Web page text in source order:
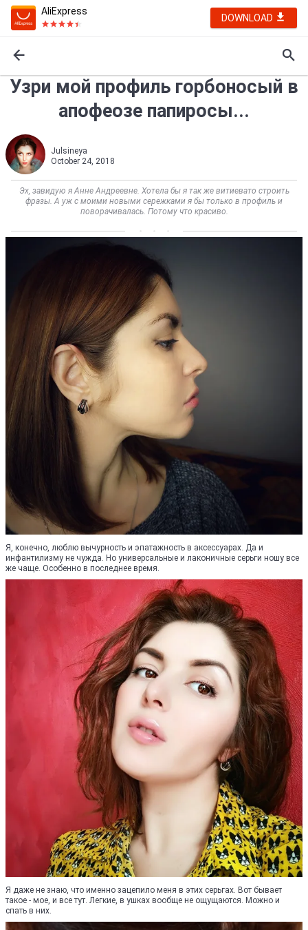
AliExpress
DOWNLOAD
Узри мой профиль горбоносый в
апофеозе папиросы...
Julsineya
October 24, 2018
Эх, завидую я Анне Андреевне. Хотела бы я так же витиевато строить
фразы. А уж с моими новыми сережками я бы только в профиль и
поворачивалась. Потому что красиво.
Я, конечно, люблю вычурность и эпатажность в аксессуарах. Да и
инфантилизму не чужда. Но универсальные и лаконичные серьги ношу все
же чаще. Особенно в последнее время.
Я даже не знаю, что именно зацепило меня в этих серьгах. Вот бывает
такое - мое, и все тут. Легкие, в ушках вообще не ощущаются. Можно и
спать в них.